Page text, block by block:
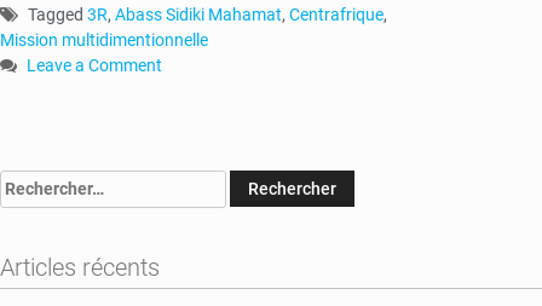
Tagged 3R, Abass Sidiki Mahamat, Centrafrique,
Mission multidimentionnelle
Leave a Comment
leader
armé
3R
Rechercher :
Articles récents